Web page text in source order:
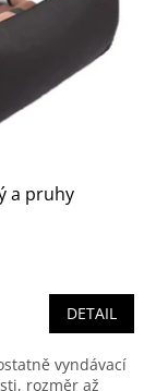
a pruhy
DETAIL
vyndávací
rozměr až